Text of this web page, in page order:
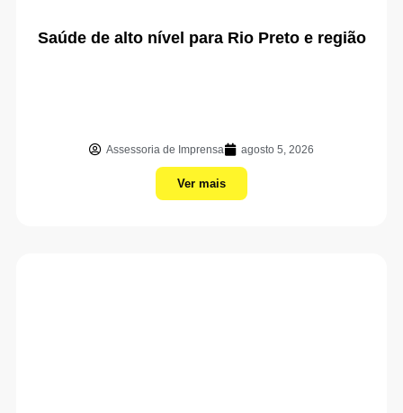
Saúde de alto nível para Rio Preto e região
Assessoria de Imprensa agosto 5, 2026
Ver mais